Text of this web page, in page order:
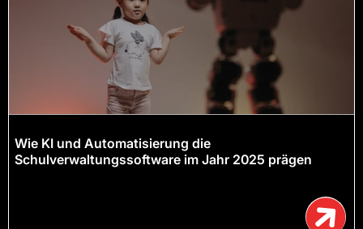
Wie KI und Automatisierung die
Schulverwaltungssoftware im Jahr 2025 prägen